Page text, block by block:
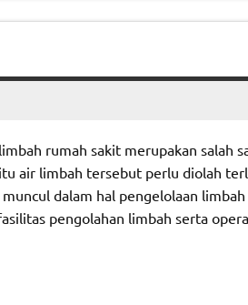
rumah sakit merupakan salah
air limbah tersebut perlu diolah
dalam hal pengelolaan
pengolahan limbah serta